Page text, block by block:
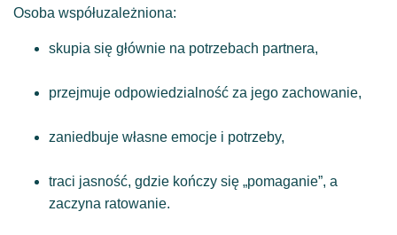
Osoba współuzależniona:
skupia się głównie na potrzebach partnera,
przejmuje odpowiedzialność za jego zachowanie,
zaniedbuje własne emocje i potrzeby,
traci jasność, gdzie kończy się „pomaganie”, a
zaczyna ratowanie.